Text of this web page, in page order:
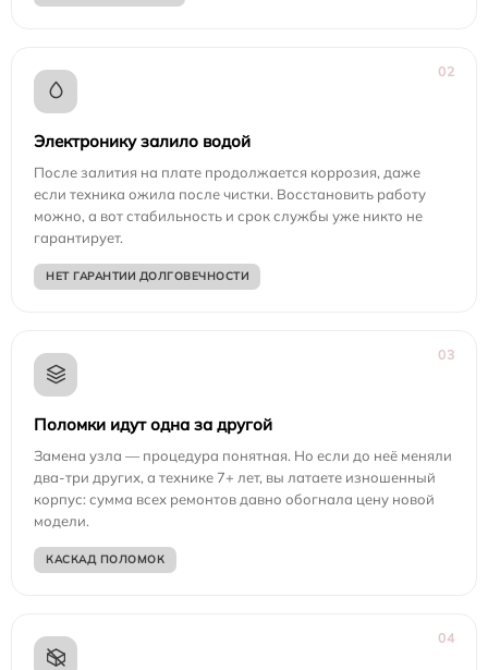
02
Электронику залило водой
После залития на плате продолжается коррозия, даже
если техника ожила после чистки. Восстановить работу
можно, а вот стабильность и срок службы уже никто не
гарантирует.
НЕТ ГАРАНТИИ ДОЛГОВЕЧНОСТИ
03
Поломки идут одна за другой
Замена узла — процедура понятная. Но если до неё меняли
два-три других, а технике 7+ лет, вы латаете изношенный
корпус: сумма всех ремонтов давно обогнала цену новой
модели.
КАСКАД ПОЛОМОК
04